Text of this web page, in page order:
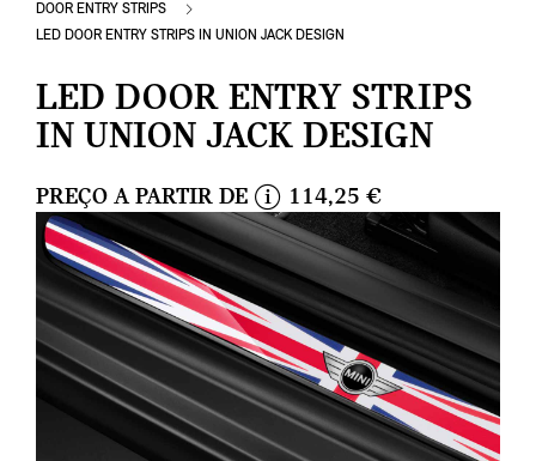
DOOR ENTRY STRIPS
LED DOOR ENTRY STRIPS IN UNION JACK DESIGN
LED DOOR ENTRY STRIPS
IN UNION JACK DESIGN
PREÇO A PARTIR DE
i
n
f
o
114,25 €